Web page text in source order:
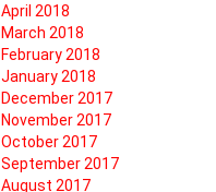
April 2018
March 2018
February 2018
January 2018
December 2017
November 2017
October 2017
September 2017
August 2017